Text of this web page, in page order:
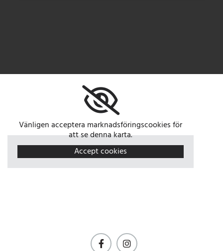
Vänligen acceptera marknadsföringscookies för
att se denna karta.
Accept cookies